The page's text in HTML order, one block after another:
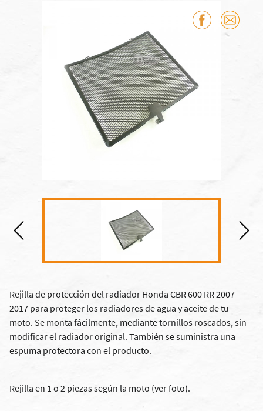
Rejilla de protección del radiador Honda CBR 600 RR 2007-
2017 para proteger los radiadores de agua y aceite de tu
moto. Se monta fácilmente, mediante tornillos roscados, sin
modificar el radiador original. También se suministra una
espuma protectora con el producto.
Rejilla en 1 o 2 piezas según la moto (ver foto).